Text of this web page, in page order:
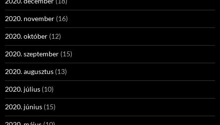
2020. november (16)
2020. október (12)
2020. szeptember (15)
2020. augusztus (13)
2020. július (10)
2020. június (15)